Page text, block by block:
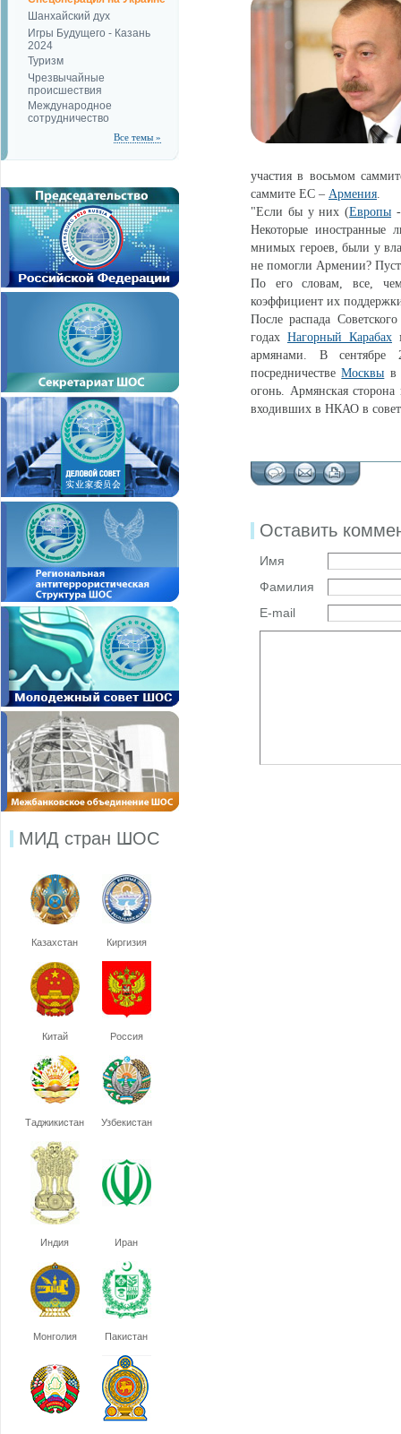
Шанхайский дух
Игры Будущего - Казань
2024
Туризм
Чрезвычайные
происшествия
Международное
сотрудничество
Все темы »
МИД стран ШОС
Казахстан Киргизия
Китай Россия
Таджикистан Узбекистан
Индия Иран
Монголия Пакистан
участия в восьмом
саммите ЕС – Армения.
"Если бы у них (Европы
Некоторые иностранные
мнимых героев, были у
не помогли Армении?
По его словам, все, чем
коэффициент их
После распада
годах Нагорный Карабах
армянами. В сентябре
посредничествеМосквы в
огонь. Армянская
входивших в НКАО в
Оставить
Имя
Фамилия
E-mail